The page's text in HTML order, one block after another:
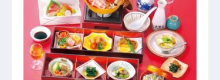
調理部門その他 / 正社員